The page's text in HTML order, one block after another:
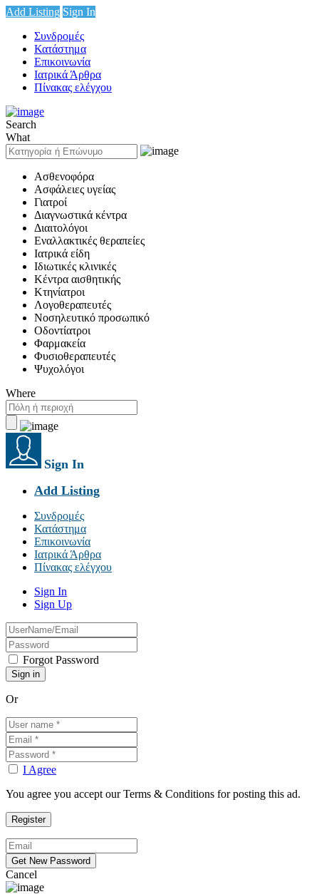
Add Listing Sign In
Συνδρομές
Κατάστημα
Επικοινωνία
Ιατρικά Άρθρα
Πίνακας ελέγχου
Search
What
Ασθενοφόρα
Ασφάλειες υγείας
Γιατροί
Διαγνωστικά κέντρα
Διαιτολόγοι
Εναλλακτικές θεραπείες
Ιατρικά είδη
Ιδιωτικές κλινικές
Κέντρα αισθητικής
Κτηνίατροι
Λογοθεραπευτές
Νοσηλευτικό προσωπικό
Οδοντίατροι
Φαρμακεία
Φυσιοθεραπευτές
Ψυχολόγοι
Where
Sign In
Add Listing
Συνδρομές
Κατάστημα
Επικοινωνία
Ιατρικά Άρθρα
Πίνακας ελέγχου
Sign In
Sign Up
Forgot Password
Or
I Agree
You agree you accept our Terms & Conditions for posting this ad.
Cancel